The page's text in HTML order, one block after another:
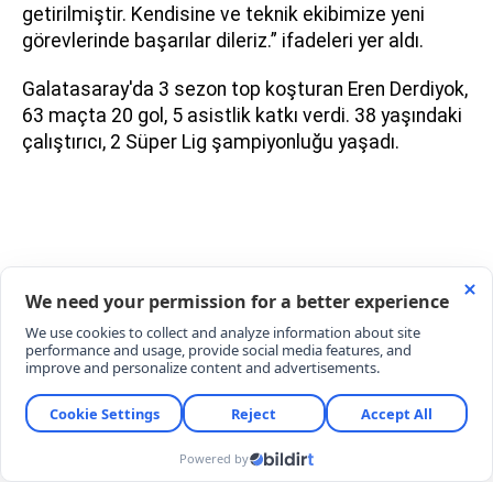
getirilmiştir. Kendisine ve teknik ekibimize yeni
görevlerinde başarılar dileriz.” ifadeleri yer aldı.
Galatasaray'da 3 sezon top koşturan Eren Derdiyok,
63 maçta 20 gol, 5 asistlik katkı verdi. 38 yaşındaki
çalıştırıcı, 2 Süper Lig şampiyonluğu yaşadı.